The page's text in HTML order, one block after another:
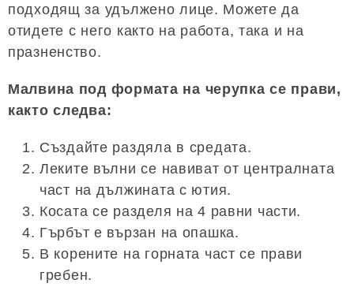
подходящ за удължено лице. Можете да
отидете с него както на работа, така и на
празненство.
Малвина под формата на черупка се прави,
както следва:
Създайте раздяла в средата.
Леките вълни се навиват от централната
част на дължината с ютия.
Косата се разделя на 4 равни части.
Гърбът е вързан на опашка.
В корените на горната част се прави
гребен.